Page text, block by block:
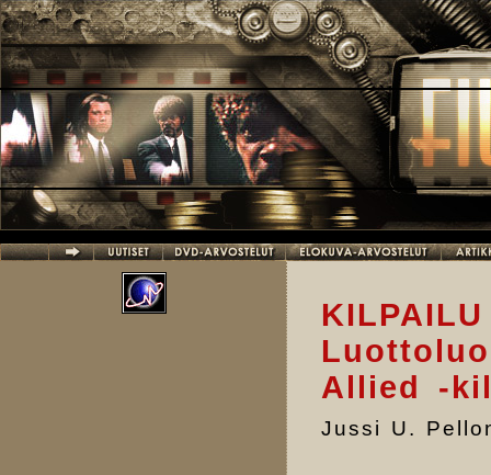
Hyppää pääsisältöön
Allied -
Jussi U.